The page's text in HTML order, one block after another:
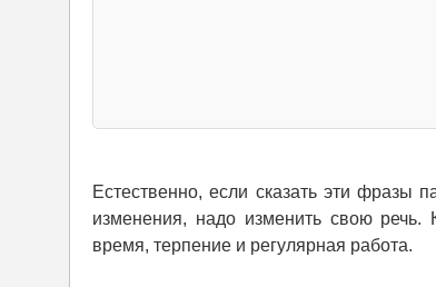
Естественно, если сказать эти фразы
изменения, надо изменить свою речь.
время, терпение и регулярная работа.